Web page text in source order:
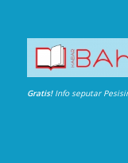
Gratis! Info seputar